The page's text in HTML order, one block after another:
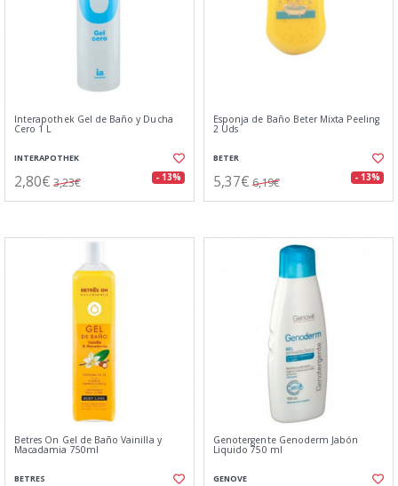
Interapothek Gel de Baño y Ducha
Cero 1 L
INTERAPOTHEK
2,80€ 3,23€ - 13%
Esponja de Baño Beter Mixta Peeling
2 Uds
BETER
5,37€ 6,19€ - 13%
Betres On Gel de Baño Vainilla y
Macadamia 750ml
BETRES
Genotergente Genoderm Jabón
Liquido 750 ml
GENOVE